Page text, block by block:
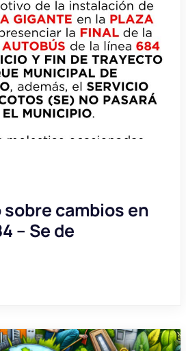
cambios en
– Se de